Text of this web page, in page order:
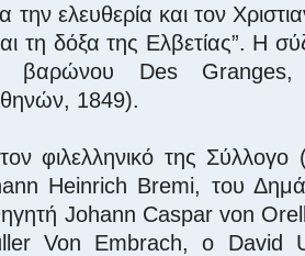
την ελευθερία και τον
τη δόξα της Ελβετίας”. Η
βαρώνου Des
1849).
φιλελληνικό της
Heinrich Bremi, του
Johann Caspar von
Von Embrach, ο David